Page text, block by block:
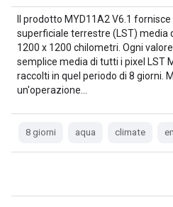
Il prodotto MYD11A2 V6.1
superficiale terrestre (LST) media
1200 x 1200 chilometri. Ogni
semplice media di tutti i pixel LST
raccolti in quel periodo di 8 giorni.
un'operazione…
8 giorni aqua climate